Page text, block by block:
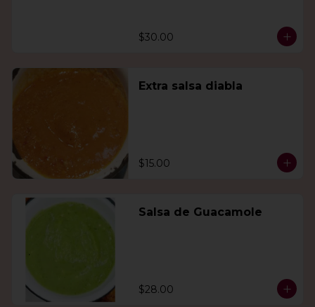
$30.00
Extra salsa diabla
$15.00
Salsa de Guacamole
$28.00